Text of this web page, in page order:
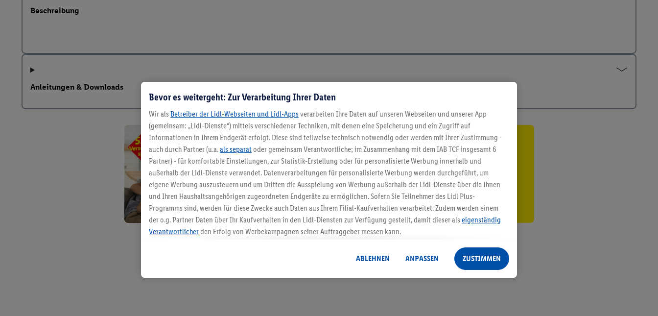
Beschreibung
Anleitungen & Downloads
5.95 € Versand sparen³²ᵃ
Jetzt zum Newsletter anmelden
Gutschein sichern!
Bevor es weitergeht: Zur Verarbeitung Ihrer Daten
Wir als Betreiber der Lidl-Webseiten und Lidl-Apps verarbeiten Ihre Daten auf unseren Webseiten und unserer App
(gemeinsam: „Lidl-Dienste“) mittels verschiedener Techniken, mit denen eine Speicherung und ein Zugriff auf
Informationen in Ihrem Endgerät erfolgt. Diese sind teilweise technisch notwendig oder werden mit Ihrer Zustimmung -
auch durch Partner (u.a.als separat oder gemeinsam Verantwortliche; im Zusammenhang mit dem IAB TCF insgesamt 6
Partner) - für komfortable Einstellungen, zur Statistik-Erstellung oder für personalisierte Werbung innerhalb und
außerhalb der Lidl-Dienste verwendet. Datenverarbeitungen für personalisierte Werbung werden durchgeführt, um
eigene Werbung auszusteuern und um Dritten die Ausspielung von Werbung außerhalb der Lidl-Dienste über die Ihnen
und Ihren Haushaltsangehörigen zugeordneten Endgeräte zu ermöglichen. Sofern Sie Teilnehmer des Lidl Plus-
Programms sind, werden für diese Zwecke auch Daten aus Ihrem Filial-Kaufverhalten verarbeitet. Zudem werden einem
der o.g. Partner Daten über Ihr Kaufverhalten in den Lidl-Diensten zur Verfügung gestellt, damit dieser als eigenständig
Verantwortlicherden Erfolg von Werbekampagnen seiner Auftraggeber messen kann.
angereicherten Profilen. Dies umfasst die Zusammenführung von Daten (z.B. über Ihre Nutzung der Lidl-Dienste, Ihr
Kaufverhalten in den Lidl-Diensten, Informationen aus Ihrem Kundenkonto - z.B. Alter oder Geschlecht - sowie Ihre
genauen Standortdaten) auch über verschiedene Endgeräte und Lidl-Dienste hinweg einschließlich dem Speichern von
ABLEHNEN ANPASSEN ZUSTIMMEN